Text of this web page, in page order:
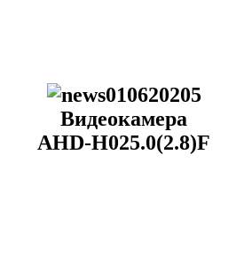
Видеокамера
AHD-H025.0(2.8)F